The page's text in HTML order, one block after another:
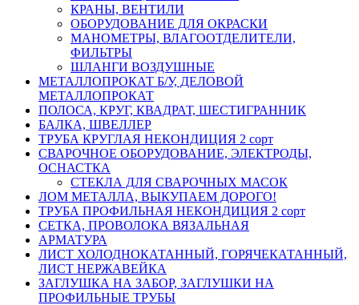
КРАНЫ, ВЕНТИЛИ
ОБОРУДОВАНИЕ ДЛЯ ОКРАСКИ
МАНОМЕТРЫ, ВЛАГООТДЕЛИТЕЛИ,
ФИЛЬТРЫ
ШЛАНГИ ВОЗДУШНЫЕ
МЕТАЛЛОПРОКАТ Б/У, ДЕЛОВОЙ
МЕТАЛЛОПРОКАТ
ПОЛОСА, КРУГ, КВАДРАТ, ШЕСТИГРАННИК
БАЛКА, ШВЕЛЛЕР
ТРУБА КРУГЛАЯ НЕКОНДИЦИЯ 2 сорт
СВАРОЧНОЕ ОБОРУДОВАНИЕ, ЭЛЕКТРОДЫ,
ОСНАСТКА
СТЕКЛА ДЛЯ СВАРОЧНЫХ МАСОК
ЛОМ МЕТАЛЛА, ВЫКУПАЕМ ДОРОГО!
ТРУБА ПРОФИЛЬНАЯ НЕКОНДИЦИЯ 2 сорт
СЕТКА, ПРОВОЛОКА ВЯЗАЛЬНАЯ
АРМАТУРА
ЛИСТ ХОЛОДНОКАТАННЫЙ, ГОРЯЧЕКАТАННЫЙ,
ЛИСТ НЕРЖАВЕЙКА
ЗАГЛУШКА НА ЗАБОР, ЗАГЛУШКИ НА
ПРОФИЛЬНЫЕ ТРУБЫ